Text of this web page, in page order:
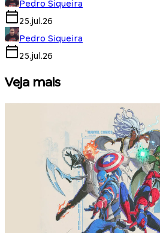
Pedro Siqueira
25.jul.26
Pedro Siqueira
25.jul.26
Veja mais